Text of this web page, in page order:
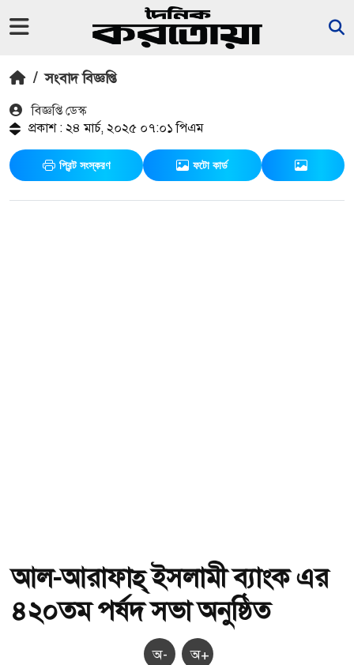
/ সংবাদ বিজ্ঞপ্তি
বিজ্ঞপ্তি ডেস্ক
প্রকাশ : ২৪ মার্চ, ২০২৫ ০৭:০১ পিএম
প্রিন্ট সংস্করণ ফটো কার্ড
আল-আরাফাহ্ ইসলামী ব্যাংক এর
৪২০তম পর্ষদ সভা অনুষ্ঠিত
অ- অ+